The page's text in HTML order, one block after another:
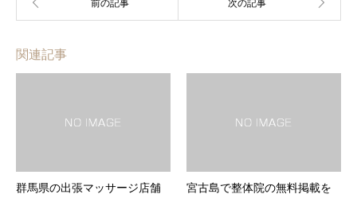
関連記事
群馬県の出張マッサージ店舗
宮古島で整体院の無料掲載を